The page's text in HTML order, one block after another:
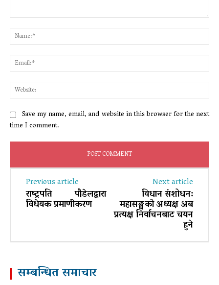
Save my name, email, and website in this browser for the next
time I comment.
Previous article
राष्ट्रपति पौडेलद्वारा
विधेयक प्रमाणीकरण
Next article
विधान संशोधन:
महासङ्घको अध्यक्ष अब
प्रत्यक्ष निर्वाचनबाट चयन
हुने
सम्बन्धित समाचार